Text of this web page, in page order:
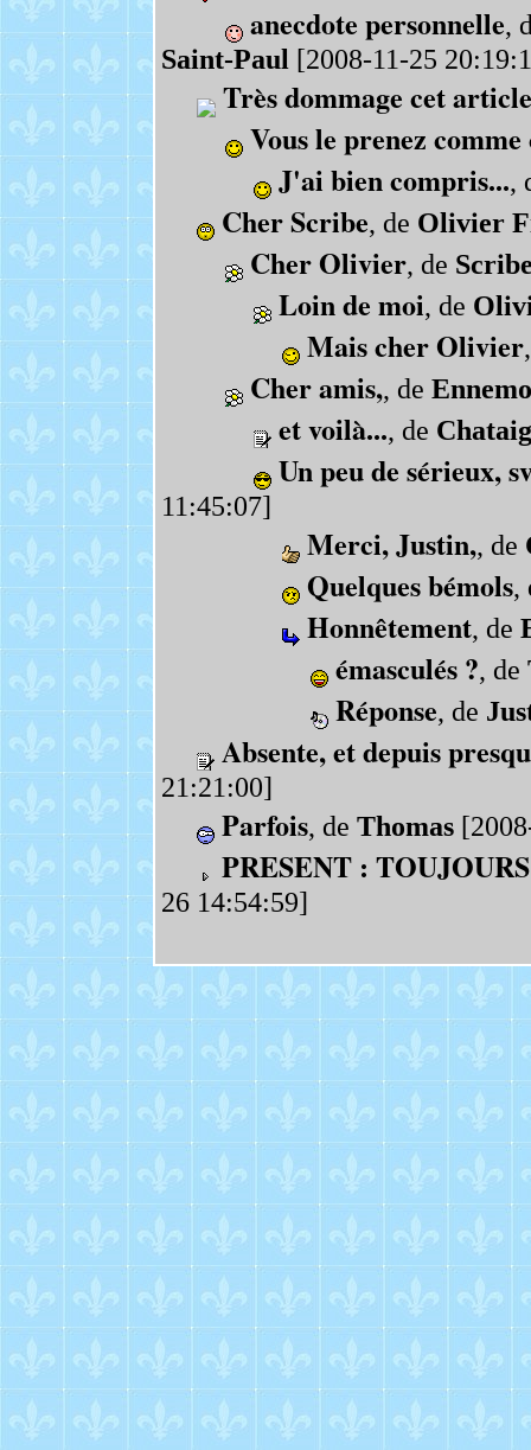
anecdote personnelle,
Saint-Paul [2008-11-25
Très dommage cet
Vous le prenez comme
J'ai bien compris...,
Cher Scribe, de Olivier
Cher Olivier, de
Loin de moi, de
Mais cher Olivier
Cher amis,, de
et voilà..., de
Un peu de sérieux,
11:45:07]
Merci, Justin,, de
Quelques bémols,
Honnêtement, de
émasculés ?, de
Réponse, de
Absente, et depuis
21:21:00]
Parfois, de Thomas
PRESENT :
26 14:54:59]